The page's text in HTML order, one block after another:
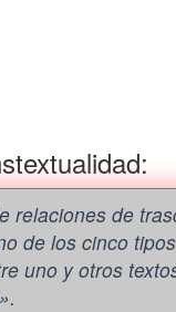
relaciones de
de los cinco
uno y otros